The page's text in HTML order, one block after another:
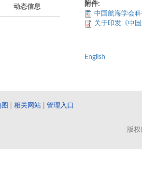
动态信息
附件:
中国航海学会
关于印发《中
English
相关网站 管理入口
版